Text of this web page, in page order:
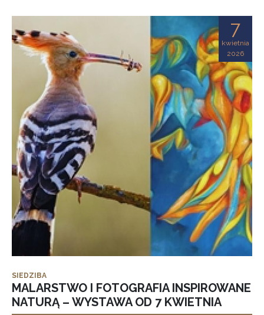
7
kwietnia
2026
SIEDZIBA
MALARSTWO I FOTOGRAFIA INSPIROWANE
NATURĄ – WYSTAWA OD 7 KWIETNIA